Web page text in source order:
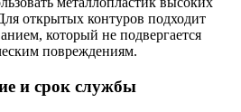
открытых контуров подходит
который не подвергается
повреждениям.
и срок службы